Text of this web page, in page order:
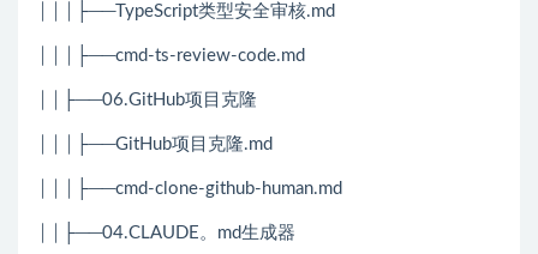
│││├──TypeScript类型安全审核.md
│││├──cmd-ts-review-code.md
││├──06.GitHub项目克隆
│││├──GitHub项目克隆.md
│││├──cmd-clone-github-human.md
││├──04.CLAUDE。md生成器